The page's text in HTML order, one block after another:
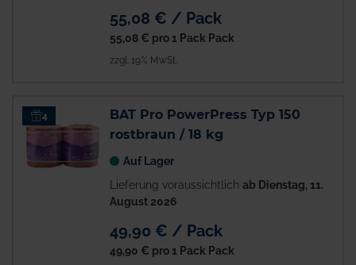
55,08 € / Pack
55,08 € pro 1 Pack Pack
zzgl. 19% MwSt.
4
BAT Pro PowerPress Typ 150
rostbraun / 18 kg
Auf Lager
Lieferung voraussichtlich ab Dienstag, 11.
August 2026
49,90 € / Pack
49,90 € pro 1 Pack Pack